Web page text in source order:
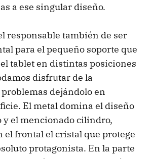
a ese singular diseño.
responsable también de ser
para el pequeño soporte que
tablet en distintas posiciones
disfrutar de la
dejándolo en
El metal domina el diseño
y el mencionado cilindro,
el frontal el cristal que protege
protagonista. En la parte